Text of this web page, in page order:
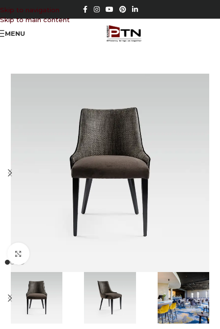
Skip to navigation
Skip to main content
MENU